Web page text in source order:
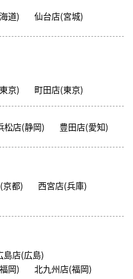
道) 仙台店(宮城)
京)
町田店(東京)
松店(静岡) 豊田店(愛知)
京都)
西宮店(兵庫)
島店(広島)
岡)
北九州店(福岡)